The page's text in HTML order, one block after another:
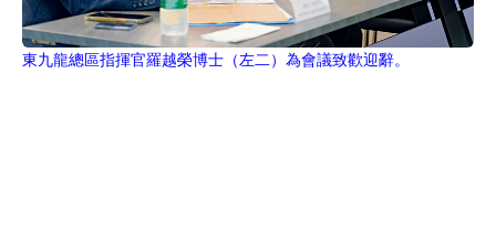
東九龍總區指揮官羅越榮博士（左二）為會議致歡迎辭。